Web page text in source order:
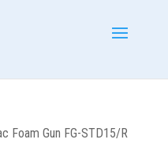
Foam Gun FG-STD15/R